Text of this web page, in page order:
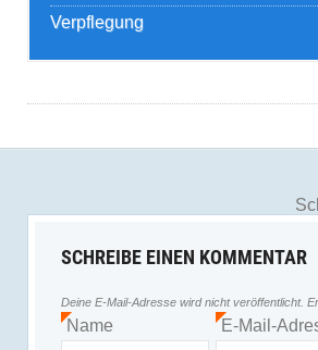
Verpflegung
SCHREIBE EINEN KOMMENTAR
Deine E-Mail-Adresse wird nicht veröffentlicht.
Name
*
E-Mail-
*